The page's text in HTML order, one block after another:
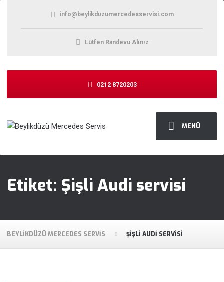
MENÜ
info@beylikduzumercedesservisi.com
Lütfen Randevu Alınız
0212 8720203
Etiket: Şişli Audi servisi
BEYLIKDÜZÜ MERCEDES SERVIS ŞIŞLI AUDI SERVISI